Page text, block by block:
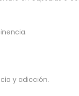
y adicción.